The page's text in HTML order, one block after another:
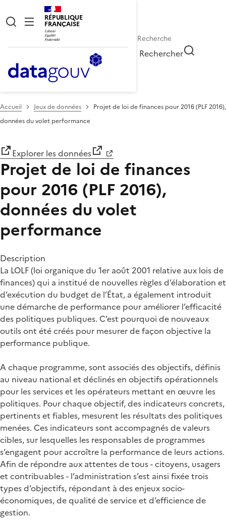
RÉPUBLIQUE
FRANÇAISE
Rechercher
Accueil Jeux de données
Projet de loi de finances pour 2016 (PLF 2016),
données du volet performance
Explorer les données
Projet de loi de finances
pour 2016 (PLF 2016),
données du volet
performance
Description
La LOLF (loi organique du 1er août 2001 relative aux lois de
finances) qui a institué de nouvelles règles d’élaboration et
d’exécution du budget de l’État, a également introduit
une démarche de performance pour améliorer l’efficacité
des politiques publiques. C’est pourquoi de nouveaux
outils ont été créés pour mesurer de façon objective la
performance publique.
A chaque programme, sont associés des objectifs, définis
au niveau national et déclinés en objectifs opérationnels
pour les services et les opérateurs mettant en œuvre les
politiques. Pour chaque objectif, des indicateurs concrets,
pertinents et fiables, mesurent les résultats des politiques
menées. Ces indicateurs sont accompagnés de valeurs
cibles, sur lesquelles les responsables de programmes
s’engagent pour accroître la performance de leurs actions.
Afin de répondre aux attentes de tous - citoyens, usagers
et contribuables - l’administration s’est ainsi fixée trois
types d’objectifs, répondant à des enjeux socio-
économiques, de qualité de service et d’efficience de
gestion.